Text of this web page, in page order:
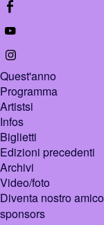
Quest'anno
Programma
Artistsi
Infos
Biglietti
Edizioni precedenti
Archivi
Video/foto
Diventa nostro amico
sponsors